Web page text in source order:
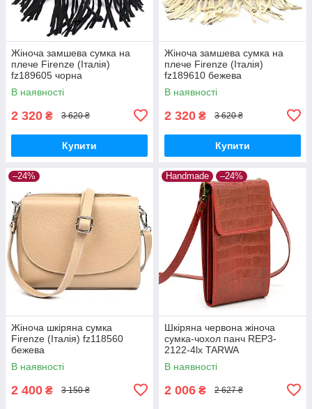
Жіноча замшева сумка на
плече Firenze (Італія)
fz189605 чорна
В наявності
2 320 ₴ 3 620 ₴
Купити
Жіноча замшева сумка на
плече Firenze (Італія)
fz189610 бежева
В наявності
2 320 ₴ 3 620 ₴
Купити
–24%
Жіноча шкіряна сумка
Firenze (Італія) fz118560
бежева
В наявності
2 400 ₴ 3 150 ₴
Handmade –24%
Шкіряна червона жіноча
сумка-чохол панч REP3-
2122-4lx TARWA
В наявності
2 006 ₴ 2 627 ₴